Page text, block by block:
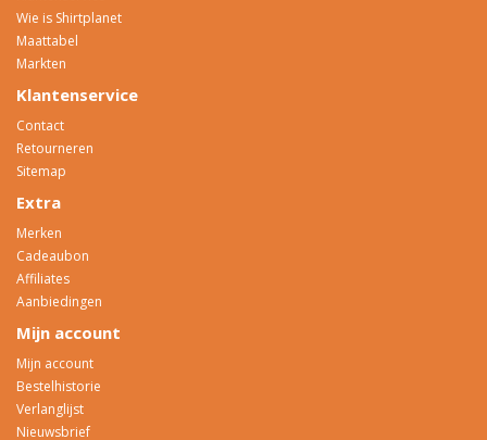
Wie is Shirtplanet
Maattabel
Markten
Klantenservice
Contact
Retourneren
Sitemap
Extra
Merken
Cadeaubon
Affiliates
Aanbiedingen
Mijn account
Mijn account
Bestelhistorie
Verlanglijst
Nieuwsbrief